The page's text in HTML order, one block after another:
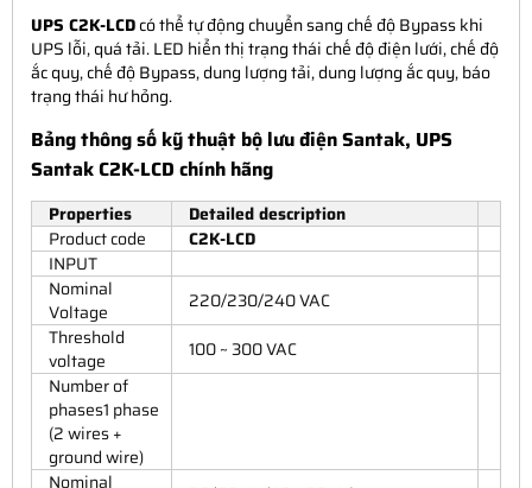
UPS C2K-LCDcó thể tự động chuyển sang chế độ Bypass khi
UPS lỗi, quá tải. LED hiển thị trạng thái chế độ điện lưới, chế độ
ắc quy, chế độ Bypass, dung lượng tải, dung lượng ắc quy, báo
trạng thái hư hỏng.
Bảng thông số kỹ thuật bộ lưu điện Santak, UPS
Santak C2K-LCD chính hãng
Properties
Detailed description
Product code
C2K-LCD
INPUT
Nominal
Voltage
220/230/240 VAC
Threshold
voltage
100 ~ 300 VAC
Number of
phases1 phase
(2 wires +
ground wire)
Nominal